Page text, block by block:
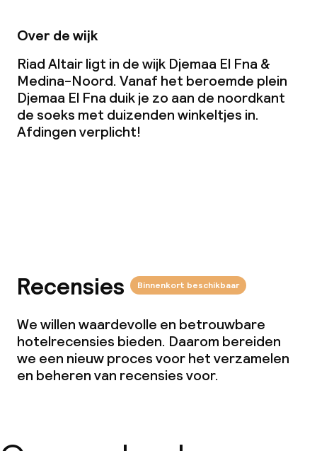
Vegetarische opties
Faciliteiten en diensten voor kinderen
Babysitservice
Over de wijk
Riad Altair ligt in de wijk Djemaa El Fna &
Medina-Noord. Vanaf het beroemde plein
Djemaa El Fna duik je zo aan de noordkant
de soeks met duizenden winkeltjes in.
Afdingen verplicht!
Recensies Binnenkort beschikbaar
We willen waardevolle en betrouwbare
hotelrecensies bieden. Daarom bereiden
we een nieuw proces voor het verzamelen
en beheren van recensies voor.